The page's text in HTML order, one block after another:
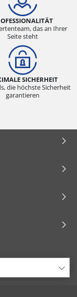
das an Ihrer
Seite steht
SICHERHEIT
die höchste Sicherheit
garantieren